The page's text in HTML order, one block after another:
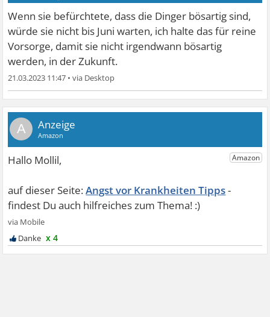
Wenn sie befürchtete, dass die Dinger bösartig sind,
würde sie nicht bis Juni warten, ich halte das für reine
Vorsorge, damit sie nicht irgendwann bösartig
werden, in der Zukunft.
21.03.2023 11:47 •
A
Angst vor Krankheiten Tipps
x 4